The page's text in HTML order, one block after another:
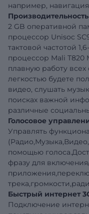
например,
Производительность
2 GB оперативной
процессор Unisoc
тактовой частотой
процессор Mali T820
плавную работу
легкостью будете
видео, слушать
поисках важной
различные
Голосовое
Управлять
помощью
фразу для
Быстрый интернет
Подключение